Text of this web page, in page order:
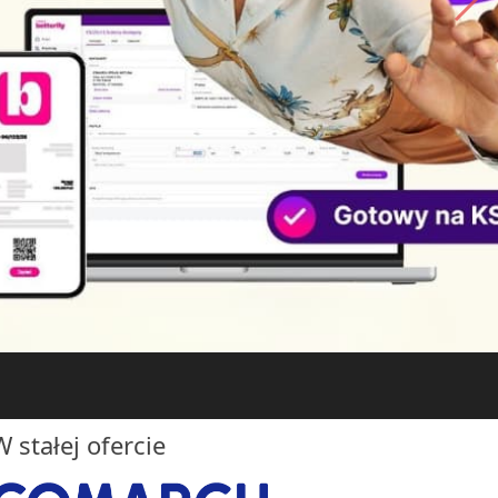
No.1
COMARCH
stałej ofercie